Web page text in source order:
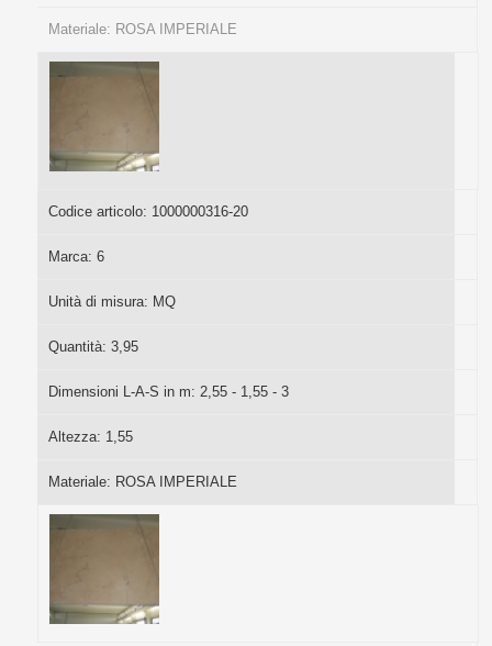
Materiale: ROSA IMPERIALE
Codice articolo: 1000000316-20
Marca: 6
Unità di misura: MQ
Quantità: 3,95
Dimensioni L-A-S in m: 2,55 - 1,55 - 3
Altezza: 1,55
Materiale: ROSA IMPERIALE